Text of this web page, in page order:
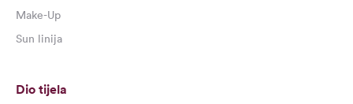
Make-Up
Sun linija
Dio tijela